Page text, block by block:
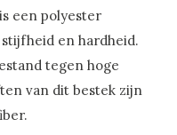
een polyester
en hardheid.
tegen hoge
van dit bestek zijn